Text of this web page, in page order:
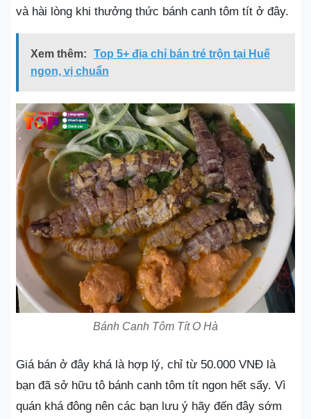
và hài lòng khi thưởng thức bánh canh tôm tít ở đây.
Xem thêm:
Top 5+ địa chỉ bán tré trộn tại Huế
ngon, vị chuẩn
Bánh Canh Tôm Tít O Hà
Giá bán ở đây khá là hợp lý, chỉ từ 50.000 VNĐ là
bạn đã sở hữu tô bánh canh tôm tít ngon hết sẩy. Vì
quán khá đông nên các bạn lưu ý hãy đến đây sớm